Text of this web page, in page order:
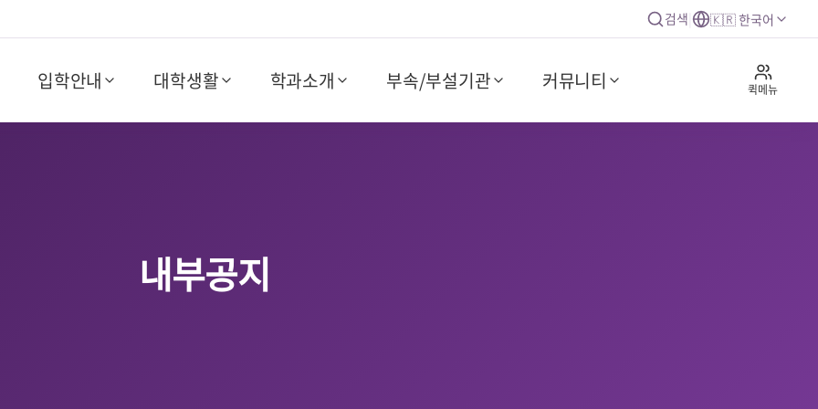
검색 🇰🇷 한국어
입학안내 대학생활 학과소개 부속/부설기관 커뮤니티 퀵메뉴
내부공지